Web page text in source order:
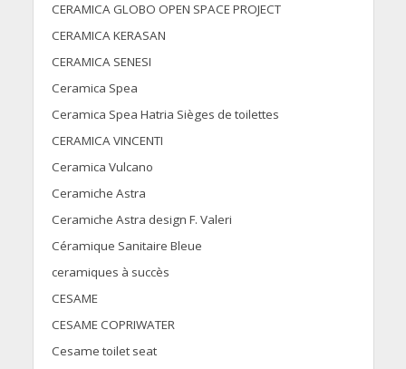
CERAMICA GLOBO OPEN SPACE PROJECT
CERAMICA KERASAN
CERAMICA SENESI
Ceramica Spea
Ceramica Spea Hatria Sièges de toilettes
CERAMICA VINCENTI
Ceramica Vulcano
Ceramiche Astra
Ceramiche Astra design F. Valeri
Céramique Sanitaire Bleue
ceramiques à succès
CESAME
CESAME COPRIWATER
Cesame toilet seat